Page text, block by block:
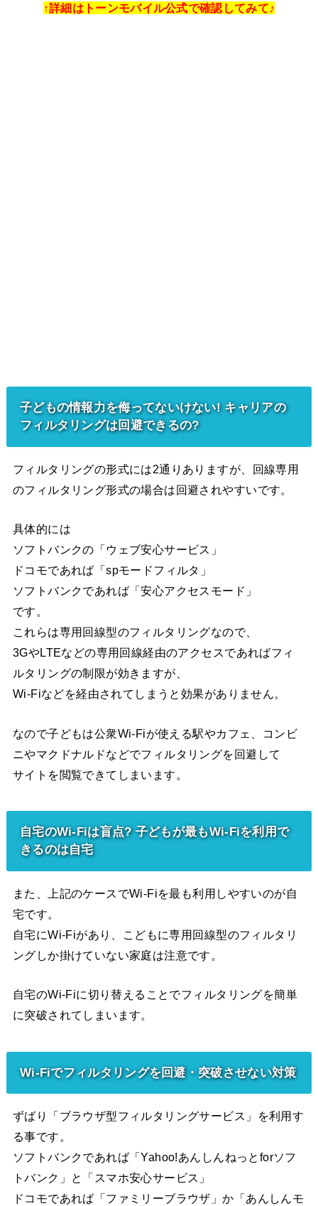
↑詳細はトーンモバイル公式で確認してみて♪
子どもの情報力を侮ってないけない! キャリアの
フィルタリングは回避できるの?
フィルタリングの形式には2通りありますが、回線専用
のフィルタリング形式の場合は回避されやすいです。
具体的には
ソフトバンクの「ウェブ安心サービス」
ドコモであれば「spモードフィルタ」
ソフトバンクであれば「安心アクセスモード」
です。
これらは専用回線型のフィルタリングなので、
3GやLTEなどの専用回線経由のアクセスであればフィ
ルタリングの制限が効きますが、
Wi-Fiなどを経由されてしまうと効果がありません。
なので子どもは公衆Wi-Fiが使える駅やカフェ、コンビ
ニやマクドナルドなどでフィルタリングを回避して
サイトを閲覧できてしまいます。
自宅のWi-Fiは盲点? 子どもが最もWi-Fiを利用で
きるのは自宅
また、上記のケースでWi-Fiを最も利用しやすいのが自
宅です。
自宅にWi-Fiがあり、こどもに専用回線型のフィルタリ
ングしか掛けていない家庭は注意です。
自宅のWi-Fiに切り替えることでフィルタリングを簡単
に突破されてしまいます。
Wi-Fiでフィルタリングを回避・突破させない対策
ずばり「ブラウザ型フィルタリングサービス」を利用す
る事です。
ソフトバンクであれば「Yahoo!あんしんねっとforソフ
トバンク」と「スマホ安心サービス」
ドコモであれば「ファミリーブラウザ」か「あんしんモ